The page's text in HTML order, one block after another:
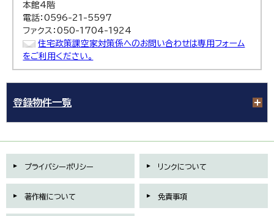
本館4階
電話：0596-21-5597
ファクス：050-1704-1924
住宅政策課空家対策係へのお問い合わせは専用フォーム
をご利用ください。
登録物件一覧
プライバシーポリシー リンクについて
著作権について 免責事項